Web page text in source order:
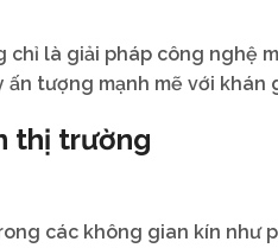
là giải pháp công nghệ
tượng mạnh mẽ với khán
thị trường
các không gian kín như